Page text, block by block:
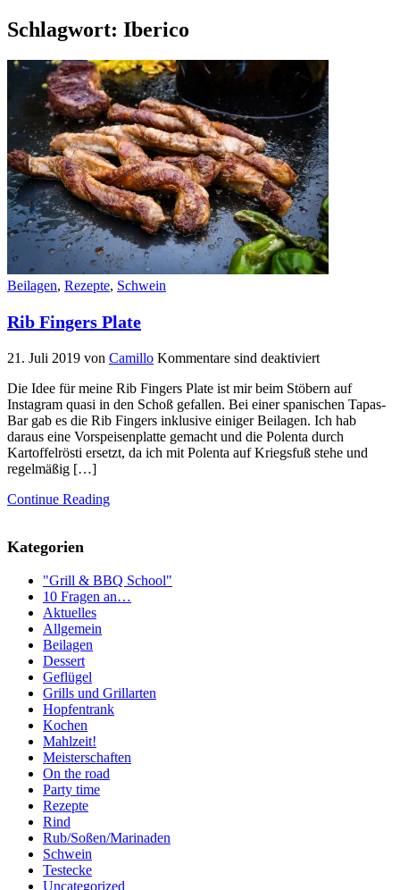
Schlagwort: Iberico
Beilagen, Rezepte, Schwein
Rib Fingers Plate
21. Juli 2019 von Camillo Kommentare sind deaktiviert
Die Idee für meine Rib Fingers Plate ist mir beim Stöbern auf
Instagram quasi in den Schoß gefallen. Bei einer spanischen Tapas-
Bar gab es die Rib Fingers inklusive einiger Beilagen. Ich hab
daraus eine Vorspeisenplatte gemacht und die Polenta durch
Kartoffelrösti ersetzt, da ich mit Polenta auf Kriegsfuß stehe und
regelmäßig […]
Continue Reading
Kategorien
"Grill & BBQ School"
10 Fragen an…
Aktuelles
Allgemein
Beilagen
Dessert
Geflügel
Grills und Grillarten
Hopfentrank
Kochen
Mahlzeit!
Meisterschaften
On the road
Party time
Rezepte
Rind
Rub/Soßen/Marinaden
Schwein
Testecke
Uncategorized